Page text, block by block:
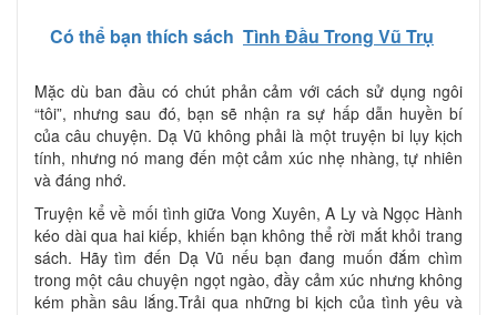
Có thể bạn thích sách Tình Đầu Trong Vũ Trụ
Mặc dù ban đầu có chút phản cảm với cách sử dụng ngôi
“tôi”, nhưng sau đó, bạn sẽ nhận ra sự hấp dẫn huyền bí
của câu chuyện. Dạ Vũ không phải là một truyện bi lụy kịch
tính, nhưng nó mang đến một cảm xúc nhẹ nhàng, tự nhiên
và đáng nhớ.
Truyện kể về mối tình giữa Vong Xuyên, A Ly và Ngọc Hành
kéo dài qua hai kiếp, khiến bạn không thể rời mắt khỏi trang
sách. Hãy tìm đến Dạ Vũ nếu bạn đang muốn đắm chìm
trong một câu chuyện ngọt ngào, đầy cảm xúc nhưng không
kém phần sâu lắng.Trải qua những bi kịch của tình yêu và